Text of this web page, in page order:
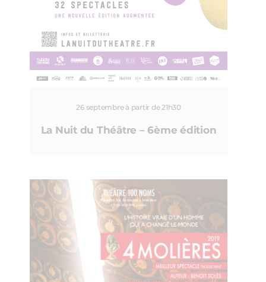
26 septembre à partir de 21h30
La Nuit du Théâtre – 6ème édition